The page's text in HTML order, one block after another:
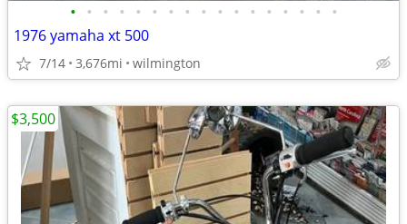
• • • • • • • • • • • • • • • • •
1976 yamaha xt 500
7/14 3,676mi wilmington
$3,500